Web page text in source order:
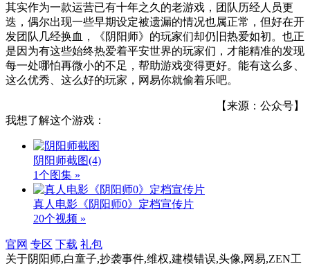
其实作为一款运营已有十年之久的老游戏，团队历经人员更
迭，偶尔出现一些早期设定被遗漏的情况也属正常，但好在开
发团队几经换血，《阴阳师》的玩家们却仍旧热爱如初。也正
是因为有这些始终热爱着平安世界的玩家们，才能精准的发现
每一处哪怕再微小的不足，帮助游戏变得更好。能有这么多、
这么优秀、这么好的玩家，网易你就偷着乐吧。
【来源：公众号】
我想了解这个游戏：
阴阳师截图(4)
1个图集 »
真人电影《阴阳师0》定档宣传片
20个视频 »
官网 专区 下载 礼包
关于阴阳师,白童子,抄袭事件,维权,建模错误,头像,网易,ZEN工